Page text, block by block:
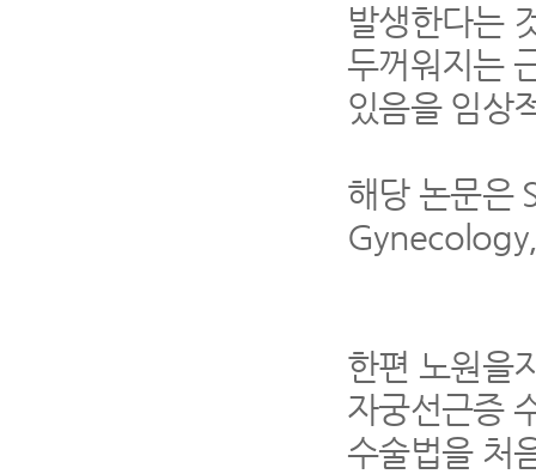
발생한다는
두꺼워지는
있음을 임상
해당 논문은
한편 노원을
자궁선근증
수술법을 처